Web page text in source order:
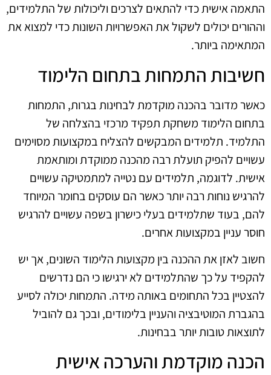
התאמה אישית כדי להתאים לצרכים וליכולות של התלמידים,
וההורים יכולים לשקול את האפשרויות השונות כדי למצוא את
המתאימה ביותר.
חשיבות התמחות בתחום הלימוד
כאשר מדובר בהכנה מוקדמת לבחינות בגרות, התמחות
בתחום הלימוד משחקת תפקיד מרכזי בהצלחה של
התלמיד. תלמידים המבקשים להצליח במקצועות מסוימים
עשויים להפיק תועלת רבה מהכנה ממוקדת ומותאמת
אישית. לדוגמה, תלמידים עם נטייה למתמטיקה עשויים
להרגיש נוחות רבה יותר כאשר הם עוסקים בחומר המיוחד
להם, בעוד שתלמידים בעלי כישרון בשפה עשויים להרגיש
חוסר עניין במקצועות אחרים.
חשוב לאזן את ההכנה בין מקצועות הלימוד השונים, אך יש
להקפיד על כך שהתלמידים לא ירגישו כי הם נדרשים
להצטיין בכל התחומים באותה מידה. התמחות יכולה לסייע
בהגברת המוטיבציה והעניין בלימודים, ובכך גם להוביל
לתוצאות טובות יותר בבחינות.
הכנה מוקדמת והערכה אישית